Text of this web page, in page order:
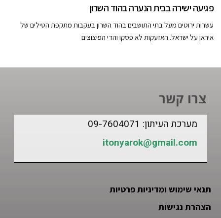
פגיעה ישירה בבית הנערה בהוד השרון
עשרות ירוטים מעל בתי התושבים בהוד השרון בעקבות מתקפת הטילים של
איראן על ישראל. האזעקות לא פסקו והדי הפיצוצים
צרו קשר
מערכת העיתון: 09-7604071
itonyarok@gmail.com
תנאי שימוש ומדיניות פרטיות
הצהרת נגישות